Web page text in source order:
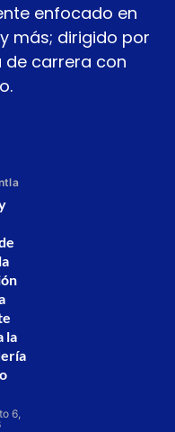
enfocado en
más; dirigido por
de carrera con
la
6,